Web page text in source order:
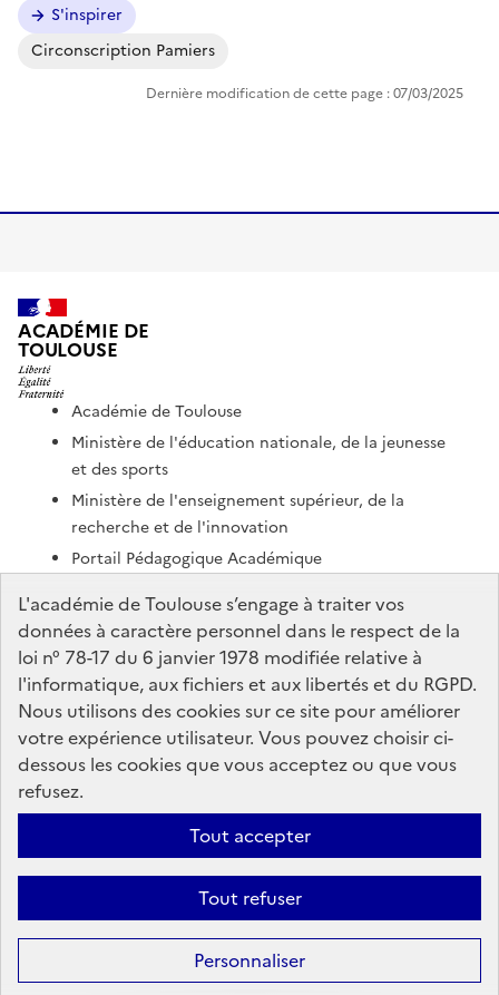
S'inspirer
Circonscription Pamiers
Dernière modification de cette page : 07/03/2025
ACADÉMIE DE
TOULOUSE
Académie de Toulouse
Ministère de l'éducation nationale, de la jeunesse
et des sports
Ministère de l'enseignement supérieur, de la
recherche et de l'innovation
Portail Pédagogique Académique
Nous contacter
DSDEN de l'Ariège
7 rue du Lieutenant Paul Delpech
BP40077
09008 Foix Cedex
Formulaire de contact
Accessibilité : non conforme Mentions Légales
Connexion
Gestion des cookies
Sauf mention contraire, tous les textes de ce site sont sous
L'académie de Toulouse s’engage à traiter vos
données à caractère personnel dans le respect de la
loi n° 78-17 du 6 janvier 1978 modifiée relative à
l'informatique, aux fichiers et aux libertés et du RGPD.
Nous utilisons des cookies sur ce site pour améliorer
votre expérience utilisateur. Vous pouvez choisir ci-
dessous les cookies que vous acceptez ou que vous
refusez.
Tout accepter
Tout refuser
Personnaliser